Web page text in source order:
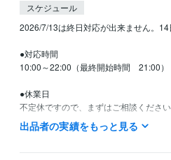
スケジュール
2026/7/13は終日対応が出来ません。14
●対応時間
10:00～22:00（最終開始時間　21:00）
●休業日
不定休ですので、まずはご相談ください
精神保健福祉士 取得年 : 2017年
出品者の実績をもっと見る